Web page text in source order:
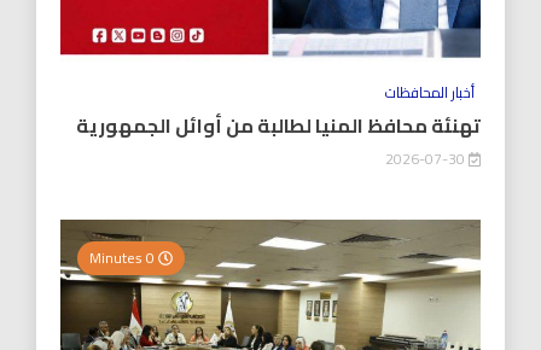
أخبار المحافظات
تهنئة محافظ المنيا لطالبة من أوائل الجمهورية